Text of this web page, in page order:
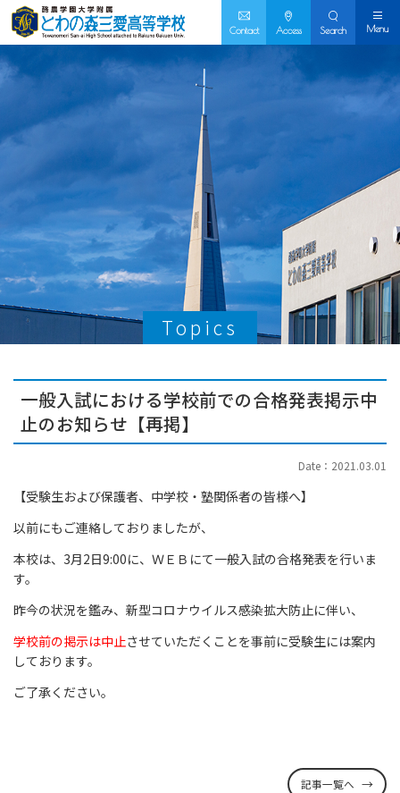
Contact Access Search Menu
Topics
一般入試における学校前での合格発表掲示中
止のお知らせ【再掲】
Date：2021.03.01
【受験生および保護者、中学校・塾関係者の皆様へ】
以前にもご連絡しておりましたが、
本校は、3月2日9:00に、ＷＥＢにて一般入試の合格発表を行いま
す。
昨今の状況を鑑み、新型コロナウイルス感染拡大防止に伴い、
学校前の掲示は中止させていただくことを事前に受験生には案内
しております。
ご了承ください。
記事一覧へ